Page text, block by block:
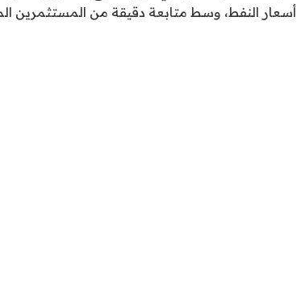
أسعار النفط، وسط متابعة دقيقة من المستثمرين